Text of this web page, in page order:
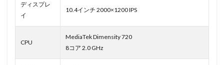
ディスプレ
イ
10.4インチ 2000×1200 IPS
CPU
MediaTek Dimensity 720
8コア 2.0 GHz